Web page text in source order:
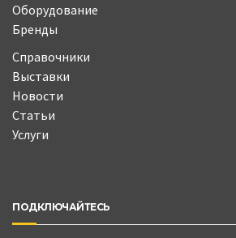
Оборудование
Бренды
Справочники
Выставки
Новости
Статьи
Услуги
ПОДКЛЮЧАЙТЕСЬ